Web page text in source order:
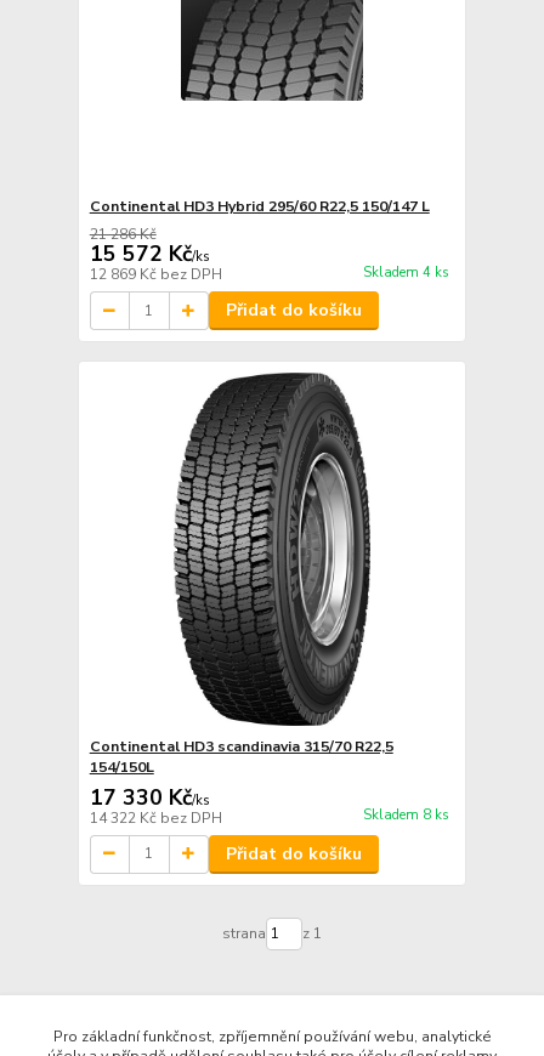
Continental HD3 Hybrid 295/60 R22,5 150/147 L
21 286 Kč
15 572 Kč/ks
12 869 Kč bez DPH Skladem 4 ks
Přidat do košíku
Continental HD3 scandinavia 315/70 R22,5
154/150L
17 330 Kč/ks
14 322 Kč bez DPH Skladem 8 ks
Přidat do košíku
strana z 1
Pro základní funkčnost, zpříjemnění používání webu, analytické